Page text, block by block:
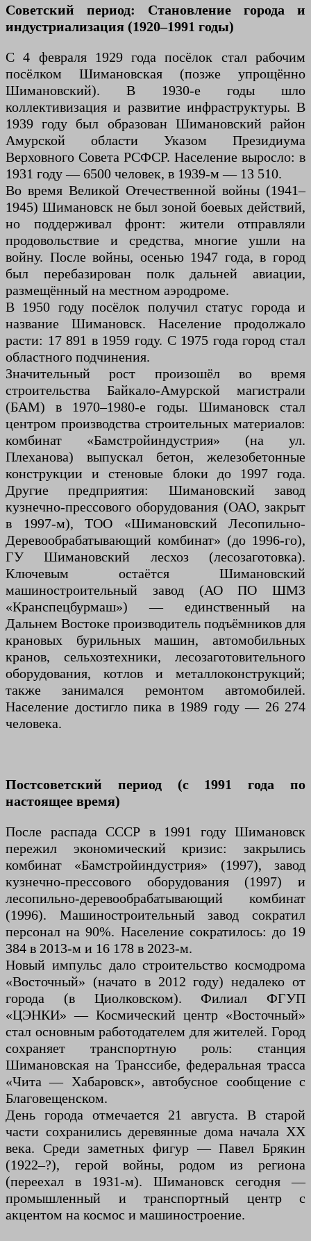
Советский период: Становление города и
индустриализация (1920–1991 годы)
С 4 февраля 1929 года посёлок стал рабочим
посёлком Шимановская (позже упрощённо
Шимановский). В 1930-е годы шло
коллективизация и развитие инфраструктуры. В
1939 году был образован Шимановский район
Амурской области Указом Президиума
Верховного Совета РСФСР. Население выросло: в
1931 году — 6500 человек, в 1939-м — 13 510.
Во время Великой Отечественной войны (1941–
1945) Шимановск не был зоной боевых действий,
но поддерживал фронт: жители отправляли
продовольствие и средства, многие ушли на
войну. После войны, осенью 1947 года, в город
был перебазирован полк дальней авиации,
размещённый на местном аэродроме.
В 1950 году посёлок получил статус города и
название Шимановск. Население продолжало
расти: 17 891 в 1959 году. С 1975 года город стал
областного подчинения.
Значительный рост произошёл во время
строительства Байкало-Амурской магистрали
(БАМ) в 1970–1980-е годы. Шимановск стал
центром производства строительных материалов:
комбинат «Бамстройиндустрия» (на ул.
Плеханова) выпускал бетон, железобетонные
конструкции и стеновые блоки до 1997 года.
Другие предприятия: Шимановский завод
кузнечно-прессового оборудования (ОАО, закрыт
в 1997-м), ТОО «Шимановский Лесопильно-
Деревообрабатывающий комбинат» (до 1996-го),
ГУ Шимановский лесхоз (лесозаготовка).
Ключевым остаётся Шимановский
машиностроительный завод (АО ПО ШМЗ
«Кранспецбурмаш») — единственный на
Дальнем Востоке производитель подъёмников для
крановых бурильных машин, автомобильных
кранов, сельхозтехники, лесозаготовительного
оборудования, котлов и металлоконструкций;
также занимался ремонтом автомобилей.
Население достигло пика в 1989 году — 26 274
человека.
Постсоветский период (с 1991 года по
настоящее время)
После распада СССР в 1991 году Шимановск
пережил экономический кризис: закрылись
комбинат «Бамстройиндустрия» (1997), завод
кузнечно-прессового оборудования (1997) и
лесопильно-деревообрабатывающий комбинат
(1996). Машиностроительный завод сократил
персонал на 90%. Население сократилось: до 19
384 в 2013-м и 16 178 в 2023-м.
Новый импульс дало строительство космодрома
«Восточный» (начато в 2012 году) недалеко от
города (в Циолковском). Филиал ФГУП
«ЦЭНКИ» — Космический центр «Восточный»
стал основным работодателем для жителей. Город
сохраняет транспортную роль: станция
Шимановская на Транссибе, федеральная трасса
«Чита — Хабаровск», автобусное сообщение с
Благовещенском.
День города отмечается 21 августа. В старой
части сохранились деревянные дома начала XX
века. Среди заметных фигур — Павел Брякин
(1922–?), герой войны, родом из региона
(переехал в 1931-м). Шимановск сегодня —
промышленный и транспортный центр с
акцентом на космос и машиностроение.